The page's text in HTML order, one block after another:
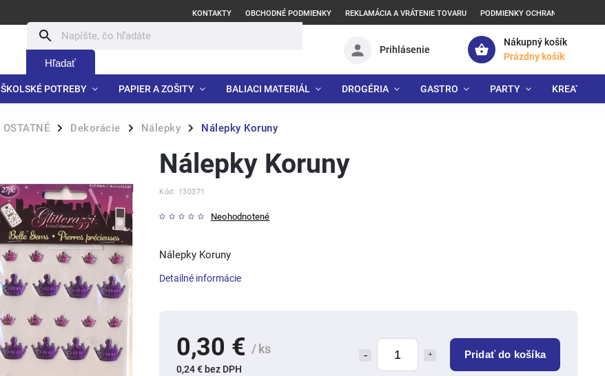
KONTAKTY OBCHODNÉ PODMIENKY REKLAMÁCIA A VRÁTENIE TOVARU PODMIENKY OCHRANY
Hľadať
Nákupný košík
Prázdny košík
Prihlásenie
ŠKOLSKÉ POTREBY PAPIER A ZOŠITY BALIACI MATERIÁL DROGÉRIA GASTRO PARTY
OSTATNÉ / Dekorácie / Nálepky / Nálepky Koruny
0,30 € / ks
0,24 € bez DPH
Pridať do košíka
Nálepky Koruny
Kód: 130371
Neohodnotené
Nálepky Koruny
Detailné informácie